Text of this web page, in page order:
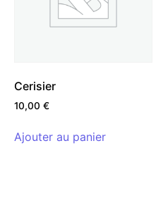
Cerisier
10,00 €
Ajouter au panier